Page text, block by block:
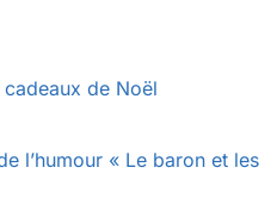
de Noël
l’humour « Le baron et les